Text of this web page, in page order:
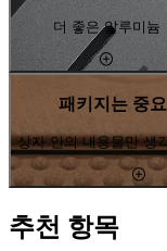
더 좋은 알루미늄
패키지는 중
상자 안의 내용물만 생
추천 항목